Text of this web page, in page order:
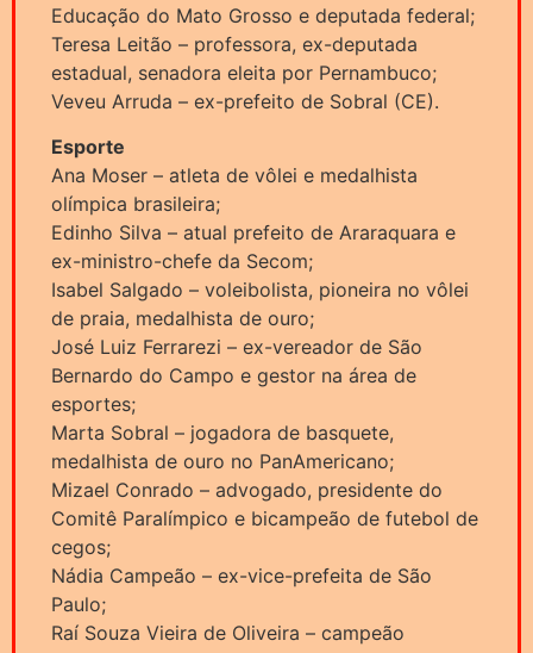
Educação do Mato Grosso e deputada federal;
Teresa Leitão – professora, ex-deputada
estadual, senadora eleita por Pernambuco;
Veveu Arruda – ex-prefeito de Sobral (CE).
Esporte
Ana Moser – atleta de vôlei e medalhista
olímpica brasileira;
Edinho Silva – atual prefeito de Araraquara e
ex-ministro-chefe da Secom;
Isabel Salgado – voleibolista, pioneira no vôlei
de praia, medalhista de ouro;
José Luiz Ferrarezi – ex-vereador de São
Bernardo do Campo e gestor na área de
esportes;
Marta Sobral – jogadora de basquete,
medalhista de ouro no PanAmericano;
Mizael Conrado – advogado, presidente do
Comitê Paralímpico e bicampeão de futebol de
cegos;
Nádia Campeão – ex-vice-prefeita de São
Paulo;
Raí Souza Vieira de Oliveira – campeão